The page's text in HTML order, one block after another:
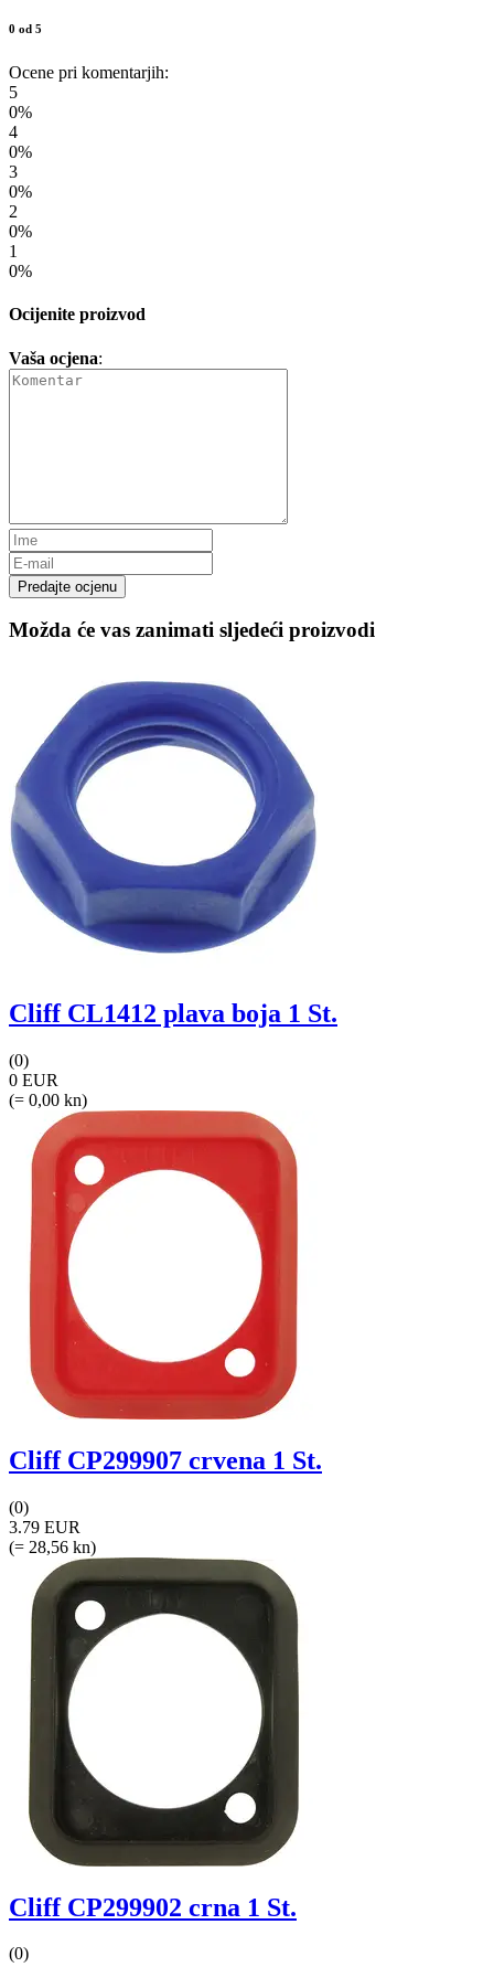
0 od 5
Ocene pri komentarjih:
5
0%
4
0%
3
0%
2
0%
1
0%
Ocijenite proizvod
Vaša ocjena:
Predajte ocjenu
Možda će vas zanimati sljedeći proizvodi
Cliff CL1412 plava boja 1 St.
(0)
0 EUR
(= 0,00 kn)
Cliff CP299907 crvena 1 St.
(0)
3.79 EUR
(= 28,56 kn)
Cliff CP299902 crna 1 St.
(0)